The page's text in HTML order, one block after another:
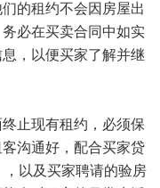
的租约不会因房屋出
必在买卖合同中如实
，以便买家了解并继
止现有租约，必须保
沟通好，配合买家贷
以及买家聘请的验房